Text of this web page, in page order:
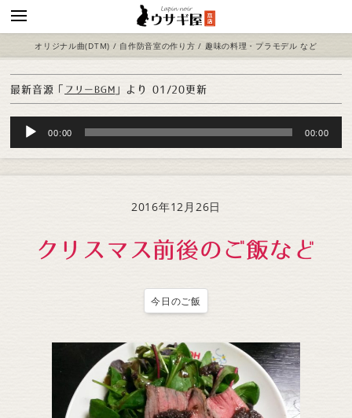
オリジナル曲(DTM) / 自作防音室の作り方 / 趣味の料理・プラモデル など
最新音源「 フリーBGM 」より 01/20更新
Audio
Player
00:00 00:00
2016年12月26日
クリスマス前後のご飯など
今日のご飯